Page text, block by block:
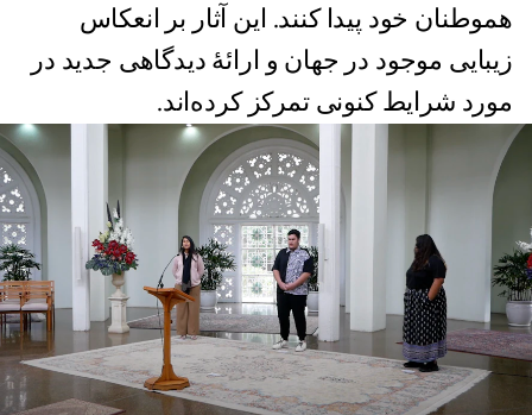
هموطنان خود پیدا کنند. این آثار بر انعکاس
زیبایی موجود در جهان و ارائۀ دیدگاهی جدید در
مورد شرایط کنونی تمرکز کرده‌اند.